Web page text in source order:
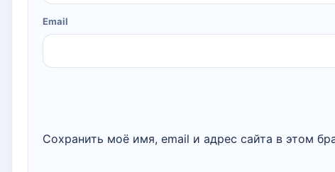
Email
Сохранить моё имя, email и адрес сайта в этом